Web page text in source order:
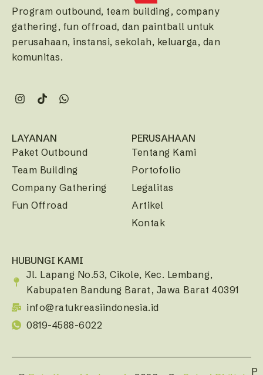
Program outbound, team building, company
gathering, fun offroad, dan paintball untuk
perusahaan, instansi, sekolah, keluarga, dan
komunitas.
LAYANAN
Paket Outbound
Team Building
Company Gathering
Fun Offroad
PERUSAHAAN
Tentang Kami
Portofolio
Legalitas
Artikel
Kontak
HUBUNGI KAMI
Jl. Lapang No.53, Cikole, Kec. Lembang,
Kabupaten Bandung Barat, Jawa Barat 40391
info@ratukreasiindonesia.id
0819-4588-6022
P